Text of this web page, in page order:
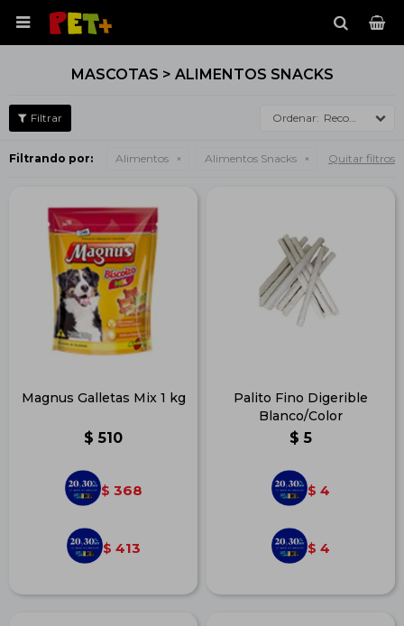

MASCOTAS > ALIMENTOS SNACKS
Recomendados
Filtrando por: Alimentos Alimentos Snacks Quitar filtros
Magnus Galletas Mix 1 kg
$ 510
$ 368
$ 413
Palito Fino Digerible
Blanco/Color
$ 5
$ 4
$ 4